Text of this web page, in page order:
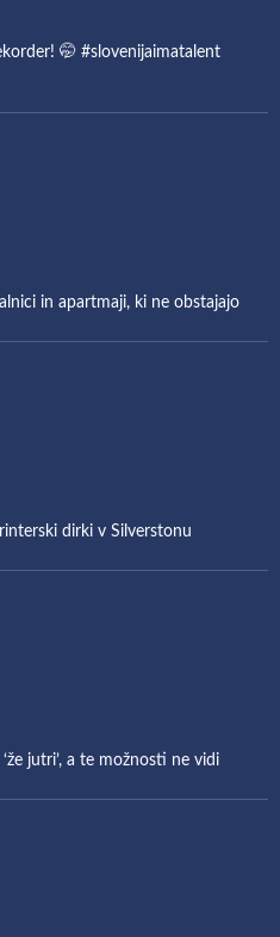
🤭 #slovenijaimatalent
in apartmaji, ki ne obstajajo
dirki v Silverstonu
jutri’, a te možnosti ne vidi